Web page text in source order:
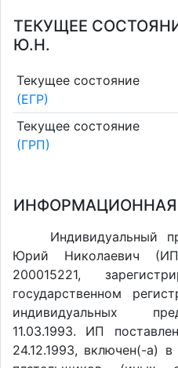
ТЕКУЩЕЕ
Ю.Н.
Текущее состояние
(ЕГР)
Текущее состояние
(ГРП)
Индивидуальный
Юрий Николаевич
200015221,
государственном
индивидуальных
11.03.1993. ИП
24.12.1993, включен(-a)